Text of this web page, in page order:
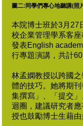
圖二:同學們專心地聽講(照
本院博士班於3月27
校企業管理學系客
發表English
行專題演講，共計
林孟嫻教授以跨國
體的技巧。她將期
集撰寫」、「提交
迴圈，建議研究者應
授也鼓勵博士生藉由